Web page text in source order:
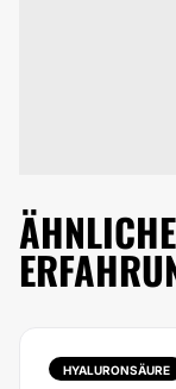
ÄHNLICHE
HYALURONSÄURE